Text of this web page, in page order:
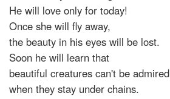
He will love only for today!
Once she will fly away,
the beauty in his eyes will be lost.
Soon he will learn that
beautiful creatures can't be admired
when they stay under chains.